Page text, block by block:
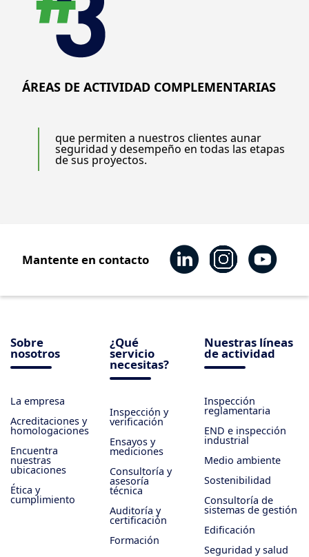
ÁREAS DE ACTIVIDAD COMPLEMENTARIAS
que permiten a nuestros clientes aunar
seguridad y desempeño en todas las etapas
de sus proyectos.
Mantente en contacto
Sobre
nosotros
La empresa
Acreditaciones y
homologaciones
Encuentra
nuestras
ubicaciones
Ética y
cumplimiento
¿Qué
servicio
necesitas?
Inspección y
verificación
Ensayos y
mediciones
Consultoría y
asesoría
técnica
Auditoría y
certificación
Formación
Nuestras líneas
de actividad
Inspección
reglamentaria
END e inspección
industrial
Medio ambiente
Sostenibilidad
Consultoría de
sistemas de gestión
Edificación
Seguridad y salud